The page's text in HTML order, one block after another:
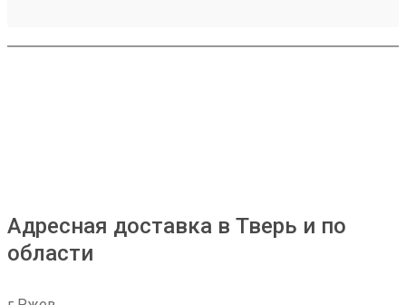
время - есть с чем сравнивать.
Адресная доставка в Тверь и по
области